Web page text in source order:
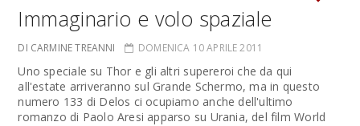
Immaginario e volo spaziale
DI CARMINE TREANNI DOMENICA 10 APRILE 2011
Uno speciale su Thor e gli altri supereroi che da qui
all'estate arriveranno sul Grande Schermo, ma in questo
numero 133 di Delos ci ocupiamo anche dell'ultimo
romanzo di Paolo Aresi apparso su Urania, del film World